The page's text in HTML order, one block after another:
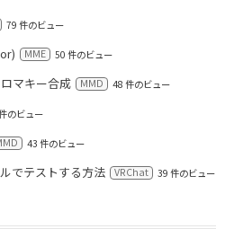
79 件のビュー
MME 50 件のビュー
マキー合成 MMD 48 件のビュー
のビュー
43 件のビュー
でテストする方法 VRChat 39 件のビュー